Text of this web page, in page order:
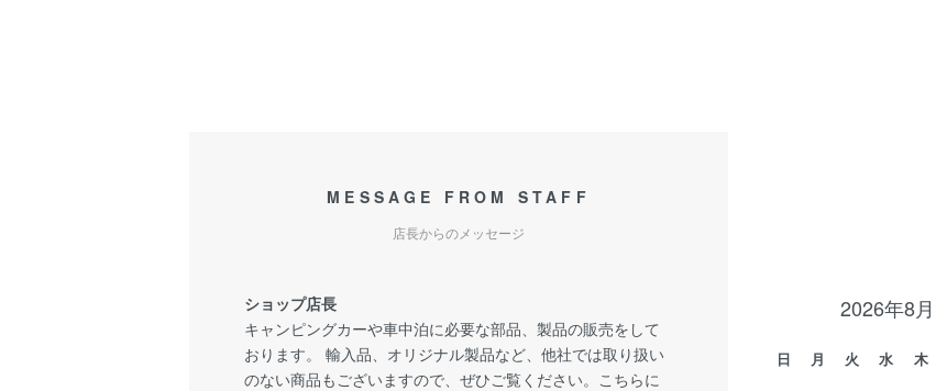
MESSAGE FROM STAFF
店長からのメッセージ
ショップ店長
キャンピングカーや車中泊に必要な部品、製品の販売をして
おります。 輸入品、オリジナル製品など、他社では取り扱い
のない商品もございますので、ぜひご覧ください。こちらに
2026年8月
日 月 火 水 木